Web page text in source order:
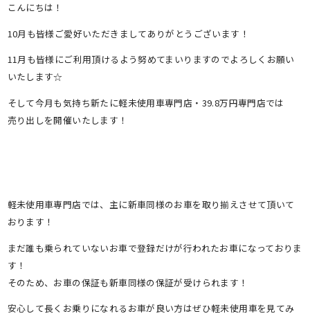
こんにちは！
10月も皆様ご愛好いただきましてありがとうございます！
11月も皆様にご利用頂けるよう努めてまいりますのでよろしくお願い
いたします☆
そして今月も気持ち新たに軽未使用車専門店・39.8万円専門店では
売り出しを開催いたします！
軽未使用車専門店では、主に新車同様のお車を取り揃えさせて頂いて
おります！
まだ誰も乗られていないお車で登録だけが行われたお車になっておりま
す！
そのため、お車の保証も新車同様の保証が受けられます！
安心して長くお乗りになれるお車が良い方はぜひ軽未使用車を見てみ